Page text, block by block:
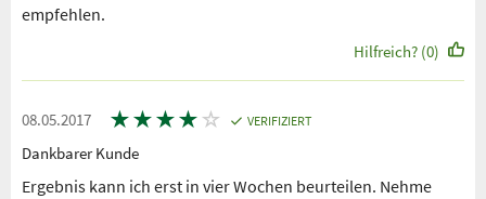
empfehlen.
Hilfreich? (0)
08.05.2017 ★★★★ ☆ VERIFIZIERT
Dankbarer Kunde
Ergebnis kann ich erst in vier Wochen beurteilen. Nehme